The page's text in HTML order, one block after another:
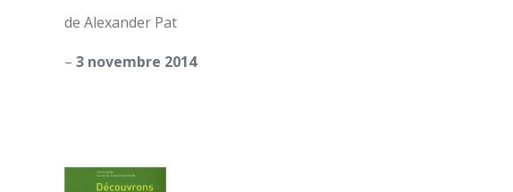
de Alexander Pat
– 3 novembre 2014